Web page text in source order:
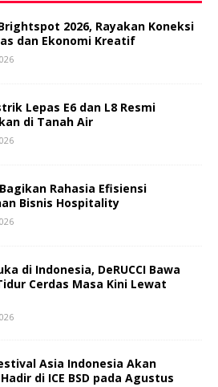
2026, Rayakan Koneksi
dan Ekonomi Kreatif
Lepas E6 dan L8 Resmi
di Tanah Air
Rahasia Efisiensi
Bisnis Hospitality
di Indonesia, DeRUCCI Bawa
Cerdas Masa Kini Lewat
Asia Indonesia Akan
di ICE BSD pada Agustus